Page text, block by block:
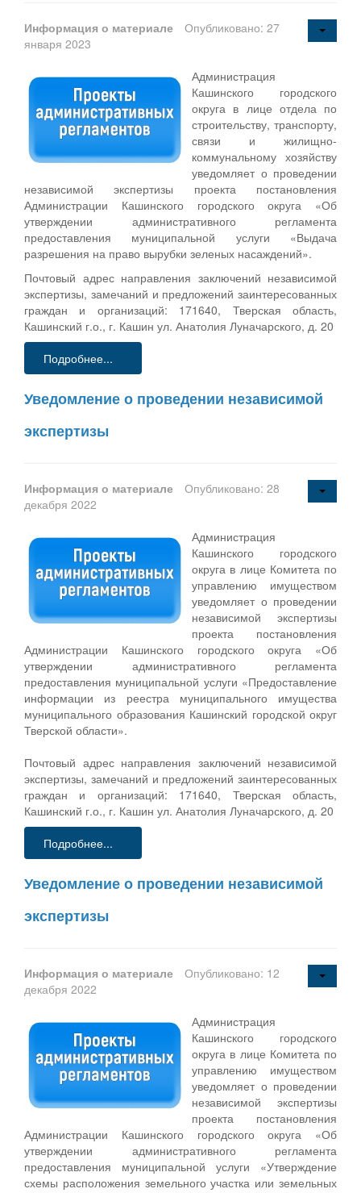
Информация о материале
Опубликовано: 27
января 2023
Администрация
Кашинского городского
округа в лице отдела по
строительству, транспорту,
связи и жилищно-
коммунальному хозяйству
уведомляет о проведении
независимой экспертизы проекта постановления
Администрации Кашинского городского округа «Об
утверждении административного регламента
предоставления муниципальной услуги «Выдача
разрешения на право вырубки зеленых насаждений».
Почтовый адрес направления заключений независимой
экспертизы, замечаний и предложений заинтересованных
граждан и организаций: 171640, Тверская область,
Кашинский г.о., г. Кашин ул. Анатолия Луначарского, д. 20
Подробнее...
Уведомление о проведении независимой
экспертизы
Информация о материале
Опубликовано: 28
декабря 2022
Администрация
Кашинского городского
округа в лице Комитета по
управлению имуществом
уведомляет о проведении
независимой экспертизы
проекта постановления
Администрации Кашинского городского округа «Об
утверждении административного регламента
предоставления муниципальной услуги «Предоставление
информации из реестра муниципального имущества
муниципального образования Кашинский городской округ
Тверской области».
Почтовый адрес направления заключений независимой
экспертизы, замечаний и предложений заинтересованных
граждан и организаций: 171640, Тверская область,
Кашинский г.о., г. Кашин ул. Анатолия Луначарского, д. 20
Подробнее...
Уведомление о проведении независимой
экспертизы
Информация о материале
Опубликовано: 12
декабря 2022
Администрация
Кашинского городского
округа в лице Комитета по
управлению имуществом
уведомляет о проведении
независимой экспертизы
проекта постановления
Администрации Кашинского городского округа «Об
утверждении административного регламента
предоставления муниципальной услуги «Утверждение
схемы расположения земельного участка или земельных